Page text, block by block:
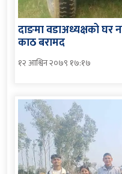
दाङमा वडाअध्यक्षको
काठ बरामद
१२ आश्विन २०७९ १७:१७